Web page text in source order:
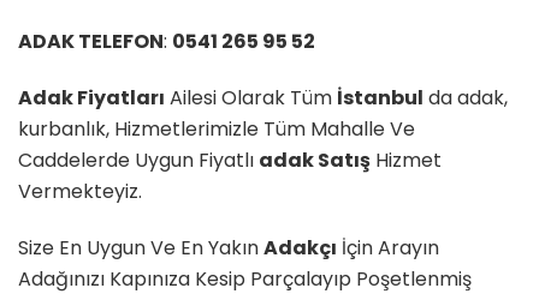
ADAK TELEFON: 0541 265 95 52
Adak Fiyatları Ailesi Olarak Tüm İstanbul da adak,
kurbanlık, Hizmetlerimizle Tüm Mahalle Ve
Caddelerde Uygun Fiyatlı adak Satış Hizmet
Vermekteyiz.
Size En Uygun Ve En YakınAdakçı İçin Arayın
Adağınızı Kapınıza Kesip Parçalayıp Poşetlenmiş